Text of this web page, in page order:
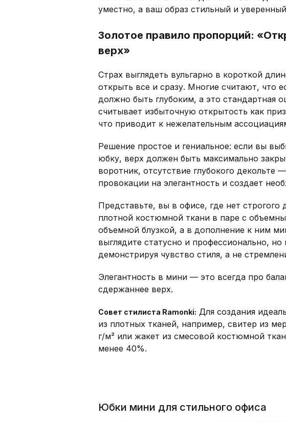
уместно, а ваш образ стильный и
Золотое правило пропорций:
верх»
Страх выглядеть вульгарно в короткой
открыть все и сразу. Многие считают, что
должно быть глубоким, а это стандартная
считывает избыточную открытость как
что приводит к нежелательным
Решение простое и гениальное: если вы
юбку, верх должен быть максимально
воротник, отсутствие глубокого декольте
провокации на элегантность и создает
Представьте, вы в офисе, где нет
плотной костюмной ткани в паре с
объемной блузкой, а в дополнение к ним
выглядите статусно и профессионально,
демонстрируя чувство стиля, а не
Элегантность в мини — это всегда про
сдержаннее верх.
Совет стилиста Ramonki: Для создания
из плотных тканей, например, свитер из
г/м² или жакет из смесовой костюмной
менее 40%.
Юбки мини для стильного офиса